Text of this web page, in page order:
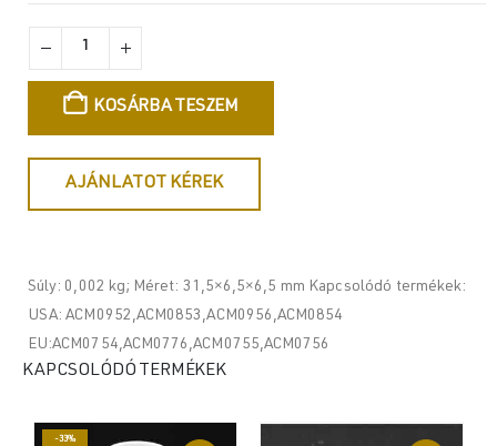
KOSÁRBA TESZEM
AJÁNLATOT KÉREK
Súly: 0,002 kg; Méret: 31,5×6,5×6,5 mm Kapcsolódó termékek:
USA: ACM0952,ACM0853,ACM0956,ACM0854
EU:ACM0754,ACM0776,ACM0755,ACM0756
KAPCSOLÓDÓ TERMÉKEK
-33%